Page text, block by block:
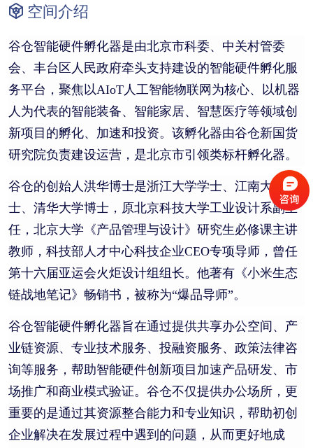
空间介绍
谷仓智能硬件孵化器是由北京市科委、中关村管委
会、丰台区人民政府牵头支持建设的智能硬件孵化服
务平台，聚焦以AIoT人工智能物联网为核心、以机器
人为代表的智能装备、智能家居、智慧医疗等领域创
新项目的孵化、加速和投资。该孵化器由谷仓新国货
研究院负责建设运营，是北京市引领类标杆孵化器。
谷仓的创始人洪华博士是浙江大学学士、江南大学硕
士、清华大学博士，原北京科技大学工业设计系副主
任，北京大学《产品管理与设计》研究生必修课主讲
教师，科技部人才中心科技企业CEO专项导师，曾任
第十六届亚运会火炬设计组组长。他著有《小米生态
链战地笔记》畅销书，被称为“爆品导师”。
谷仓智能硬件孵化器旨在通过提供共享办公空间、产
业链资源、专业技术服务、投融资服务、政策法律咨
询等服务，帮助智能硬件创新项目加速产品研发、市
场推广和商业模式验证。谷仓不仅提供办公场所，更
重要的是通过其资源整合能力和专业知识，帮助初创
企业解决在发展过程中遇到的问题，从而更好地成